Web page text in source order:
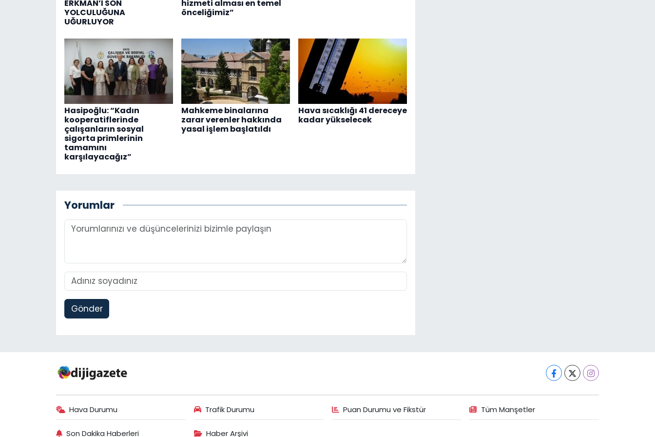
ERKMAN’I SON
YOLCULUĞUNA
UĞURLUYOR
hizmeti alması en temel
önceliğimiz”
Hasipoğlu: “Kadın
kooperatiflerinde
çalışanların sosyal
sigorta primlerinin
tamamını
karşılayacağız”
Mahkeme binalarına
zarar verenler hakkında
yasal işlem başlatıldı
Hava sıcaklığı 41 dereceye
kadar yükselecek
Yorumlar
Gönder
Hava Durumu Trafik Durumu Puan Durumu ve Fikstür Tüm Manşetler
Son Dakika Haberleri Haber Arşivi